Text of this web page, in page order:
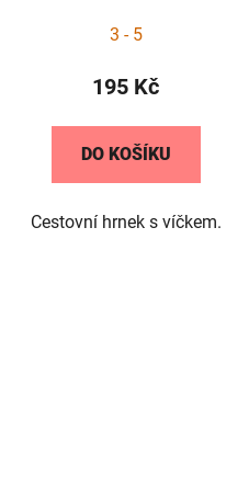
3 - 5
195 Kč
DO KOŠÍKU
Cestovní hrnek s víčkem.